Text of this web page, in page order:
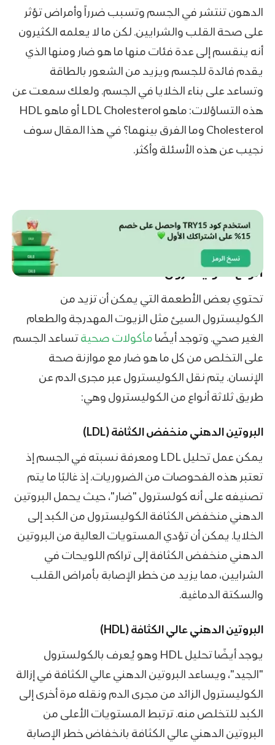
الدهون تنتشر في الجسم وتسبب ضرراً وأمراض تؤثر
على صحة القلب والشرايين. لكن ما لا يعلمه الكثيرون
أنه ينقسم إلى عدة فئات منها ما هو ضار ومنها الذي
يقدم فائدة للجسم ويزيد من الشعور بالطاقة
وتساعد على بناء الخلايا في الجسم. ولعلك سمعت عن
هذه التساؤلات: ماهو LDL Cholesterol أو ماهو HDL
Cholesterol وما الفرق بينهما؟ في هذا المقال سوف
نجيب عن هذه الأسئلة وأكثر.
أنواع الكوليسترول
تحتوي بعض الأطعمة التي يمكن أن تزيد من
الكوليسترول السيئ مثل الزيوت المهدرجة والطعام
الغير صحي. وتوجد أيضًا مأكولات صحيةتساعد الجسم
على التخلص من كل ما هو ضار مع موازنة صحة
الإنسان. يتم نقل الكوليسترول عبر مجرى الدم عن
طريق ثلاثة أنواع من الكوليسترول وهي:
البروتين الدهني منخفض الكثافة (LDL)
يمكن عمل تحليل LDL ومعرفة نسبته في الجسم إذ
تعتبر هذه الفحوصات من الضروريات. إذ غالبًا ما يتم
تصنيفه على أنه كولسترول "ضار"، حيث يحمل البروتين
الدهني منخفض الكثافة الكوليسترول من الكبد إلى
الخلايا. يمكن أن تؤدي المستويات العالية من البروتين
الدهني منخفض الكثافة إلى تراكم اللويحات في
الشرايين، مما يزيد من خطر الإصابة بأمراض القلب
والسكتة الدماغية.
البروتين الدهني عالي الكثافة (HDL)
يوجد أيضًا تحليل HDL وهو يُعرف بالكولسترول
"الجيد"، ويساعد البروتين الدهني عالي الكثافة في إزالة
الكوليسترول الزائد من مجرى الدم ونقله مرة أخرى إلى
الكبد للتخلص منه. ترتبط المستويات الأعلى من
البروتين الدهني عالي الكثافة بانخفاض خطر الإصابة